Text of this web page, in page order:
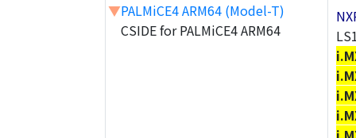
▼PALMiCE4 ARM64 (Model-T)
CSIDE for PALMiCE4 ARM64